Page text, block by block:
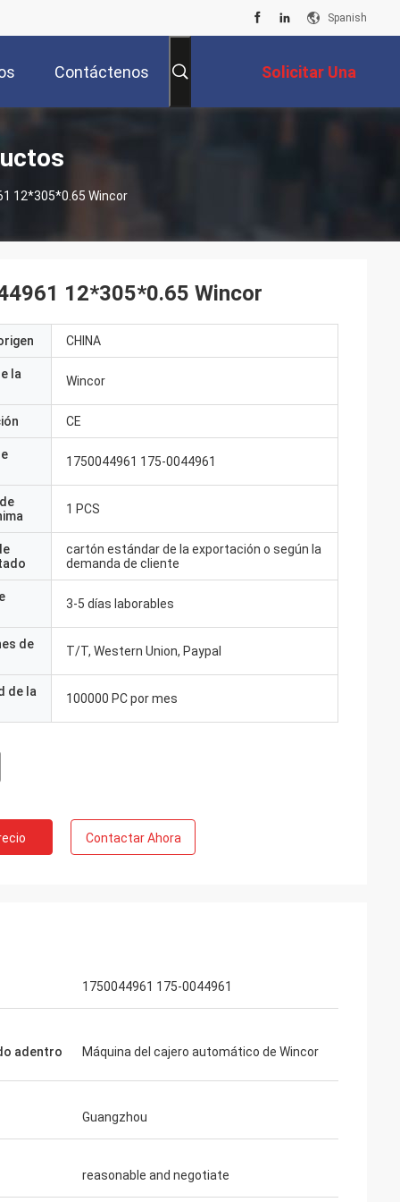
Spanish
Contáctenos Solicitar Una
Cotización
12*305*0.65 Wincor
12*305*0.65 Wincor
CHINA
la
Wincor
CE
1750044961 175-0044961
1 PCS
cartón estándar de la exportación o según la
demanda de cliente
3-5 días laborables
de
T/T, Western Union, Paypal
de la
100000 PC por mes
Contactar Ahora
1750044961 175-0044961
adentro Máquina del cajero automático de Wincor
Guangzhou
reasonable and negotiate